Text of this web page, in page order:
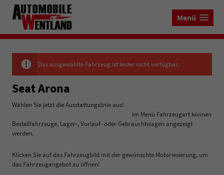
Menü
Das ausgewählte Fahrzeug ist leider nicht verfügbar.
Seat Arona
Wählen Sie jetzt die Ausstattungslinie aus!
Im Menü Fahrzeugart können
Bestellfahrzeuge, Lager-, Vorlauf- oder Gebrauchtwagen angezeigt
werden.
Klicken Sie auf das Fahrzeugbild mit der gewünschte Motoriesierung, um
das Fahrzeugangebot zu öffnen!